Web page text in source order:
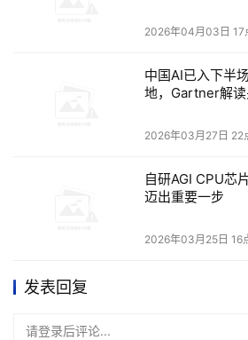
2026年04月03日 17
中国AI已入下半
地，Gartner解
2026年03月27日 22
自研AGI CPU芯
迈出重要一步
2026年03月25日 16
发表回复
请登录后评论...